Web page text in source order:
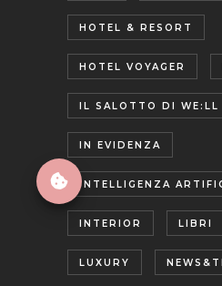
HOTEL & RESORT
HOTEL VOYAGER
IL SALOTTO DI WE:LL
IN EVIDENZA
INTELLIGENZA
INTERIOR LIBRI
LUXURY